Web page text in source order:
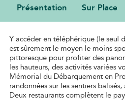
Présentation Sur Place
Y accéder en téléphérique (le seul
est sûrement le moyen le moins
pittoresque pour profiter des
les hauteurs, des activités variées
Mémorial du Débarquement en
randonnées sur les sentiers
Deux restaurants complètent le